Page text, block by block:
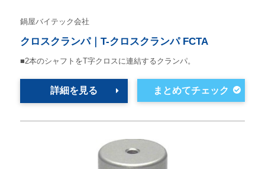
鍋屋バイテック会社
クロスクランパ｜T-クロスクランパ FCTA
■2本のシャフトをT字クロスに連結するクランパ。
詳細を見る